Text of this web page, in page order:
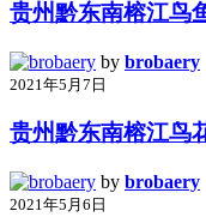
贵州黔东南榕江鸟
by brobaery
2021年5月7日
贵州黔东南榕江鸟
by brobaery
2021年5月6日